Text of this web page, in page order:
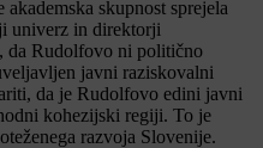
akademska skupnost sprejela
univerz in direktorji
da Rudolfovo ni politično
javni raziskovalni
da je Rudolfovo edini javni
kohezijski regiji. To je
razvoja Slovenije.